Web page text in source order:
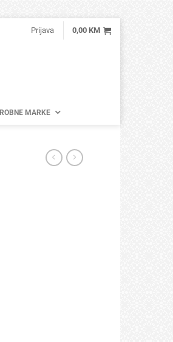
Prijava 0,00 KM
ROBNE MARKE